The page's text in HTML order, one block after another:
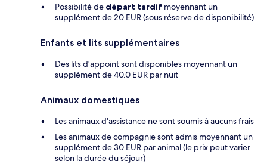
Possibilité de départ tardif moyennant un
supplément de 20 EUR (sous réserve de disponibilité)
Enfants et lits supplémentaires
Des lits d'appoint sont disponibles moyennant un
supplément de 40.0 EUR par nuit
Animaux domestiques
Les animaux d'assistance ne sont soumis à aucuns frais
Les animaux de compagnie sont admis moyennant un
supplément de 30 EUR par animal (le prix peut varier
selon la durée du séjour)